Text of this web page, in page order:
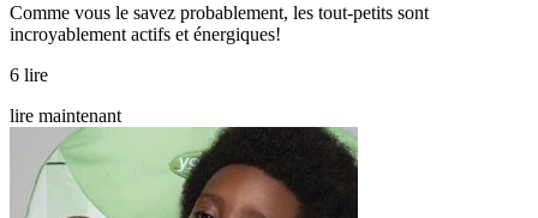
Comme vous le savez probablement, les tout-petits sont
incroyablement actifs et énergiques!
6 lire
lire maintenant